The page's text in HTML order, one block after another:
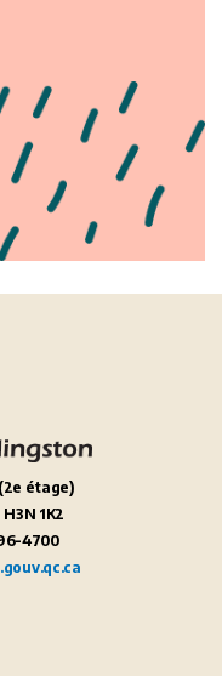
e étage)
1K2
4700